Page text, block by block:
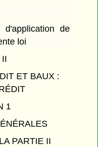
d'application de
loi
II
ET BAUX :
1
PARTIE II